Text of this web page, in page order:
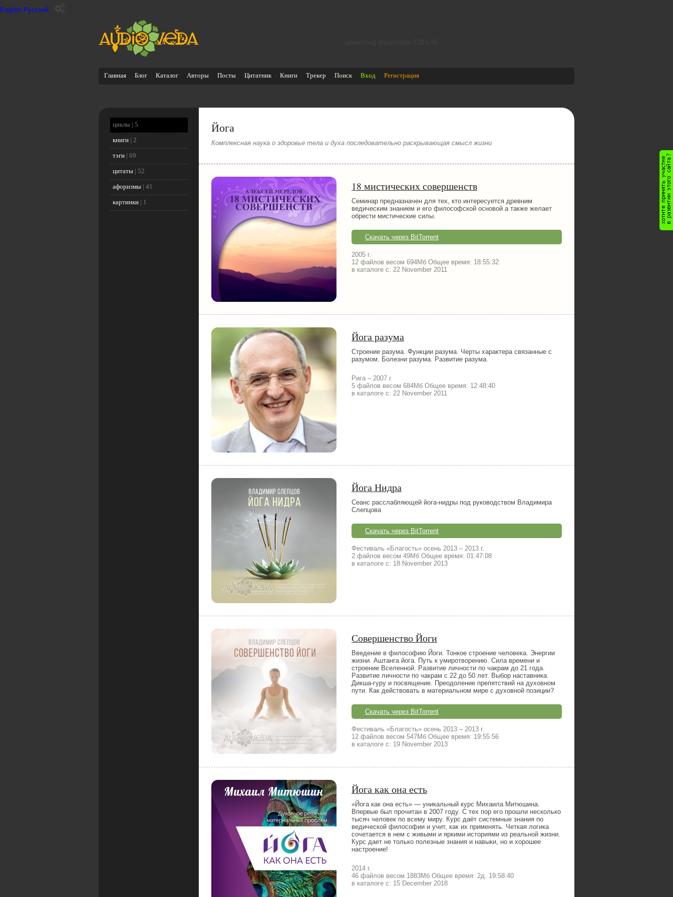
English Русский
Главная Блог Каталог Авторы Посты Цитатник Книги Трекер Поиск Вход Регистрация
циклы | 5
книги| 2
тэги| 69
цитаты| 52
афоризмы| 41
картинки| 1
Йога
Комплексная наука о здоровье тела и духа последовательно раскрывающая смысл жизни
18 мистических совершенств
Семинар предназначен для тех, кто интересуется древним
ведическим знанием и его философской основой а также желает
обрести мистические силы.
Скачать через BitTorrent
2005 г.
12 файлов весом 694Мб Общее время: 18:55:32
в каталоге с: 22 November 2011
Йога разума
Строение разума. Функции разума. Черты характера связанные с
разумом. Болезни разума. Развитие разума.
Рига – 2007 г.
5 файлов весом 684Мб Общее время: 12:48:40
в каталоге с: 22 November 2011
Йога Нидра
Сеанс расслабляющей йога-нидры под руководством Владимира
Слепцова
Скачать через BitTorrent
Фестиваль «Благость» осень 2013 – 2013 г.
2 файлов весом 49Мб Общее время: 01:47:08
в каталоге с: 18 November 2013
Совершенство Йоги
Введение в философию Йоги. Тонкое строение человека. Энергии
жизни. Аштанга йога. Путь к умиротворению. Сила времени и
строение Вселенной. Развитие личности по чакрам до 21 года.
Развитие личности по чакрам с 22 до 50 лет. Выбор наставника.
Дикша-гуру и посвящение. Преодоление препятствий на духовном
пути. Как действовать в материальном мире с духовной позиции?
Скачать через BitTorrent
Фестиваль «Благость» осень 2013 – 2013 г.
12 файлов весом 547Мб Общее время: 19:55:56
в каталоге с: 19 November 2013
Йога как она есть
«Йога как она есть» — уникальный курс Михаила Митюшина.
Впервые был прочитан в 2007 году. С тех пор его прошли несколько
тысяч человек по всему миру. Курс даёт системные знания по
ведической философии и учит, как их применять. Четкая логика
сочетается в нем с живыми и яркими историями из реальной жизни.
Курс дает не только полезные знания и навыки, но и хорошее
настроение!
2014 г.
46 файлов весом 1883Мб Общее время: 2д. 19:58:40
в каталоге с: 15 December 2018